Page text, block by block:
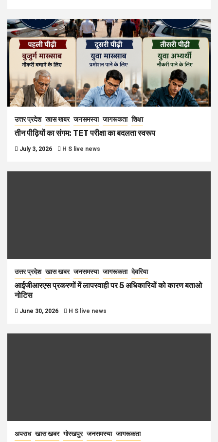
उत्तर प्रदेश खास खबर जनसमस्या जागरूकता शिक्षा
तीन पीढ़ियों का संगम: TET परीक्षा का बदलता स्वरूप
July 3, 2026 H S live news
उत्तर प्रदेश खास खबर जनसमस्या जागरूकता देवरिया
आईजीआरएस प्रकरणों में लापरवाही पर 5 अधिकारियों को कारण बताओ
नोटिस
June 30, 2026 H S live news
अपराध खास खबर गोरखपुर जनसमस्या जागरूकता